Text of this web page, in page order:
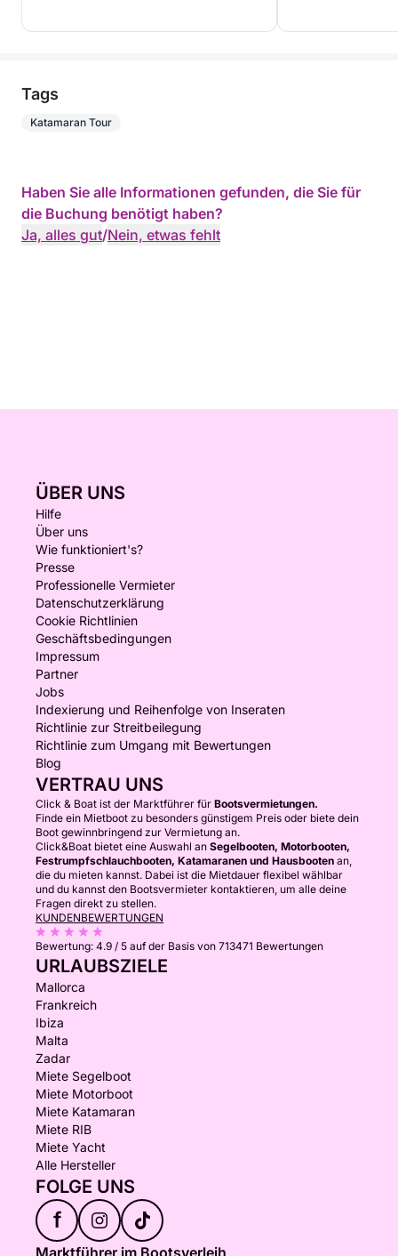
Tags
Katamaran Tour
Haben Sie alle Informationen gefunden, die Sie für
die Buchung benötigt haben?
Ja, alles gut/Nein, etwas fehlt
ÜBER UNS
Hilfe
Über uns
Wie funktioniert's?
Presse
Professionelle Vermieter
Datenschutzerklärung
Cookie Richtlinien
Geschäftsbedingungen
Impressum
Partner
Jobs
Indexierung und Reihenfolge von Inseraten
Richtlinie zur Streitbeilegung
Richtlinie zum Umgang mit Bewertungen
Blog
VERTRAU UNS
Click & Boat ist der Marktführer für Bootsvermietungen.
Finde ein Mietboot zu besonders günstigem Preis oder biete dein
Boot gewinnbringend zur Vermietung an.
Click&Boat bietet eine Auswahl an Segelbooten, Motorbooten,
Festrumpfschlauchbooten, Katamaranen und Hausbooten an,
die du mieten kannst. Dabei ist die Mietdauer flexibel wählbar
und du kannst den Bootsvermieter kontaktieren, um alle deine
Fragen direkt zu stellen.
KUNDENBEWERTUNGEN
Bewertung: 4.9 / 5 auf der Basis von 713471 Bewertungen
URLAUBSZIELE
Mallorca
Frankreich
Ibiza
Malta
Zadar
Miete Segelboot
Miete Motorboot
Miete Katamaran
Miete RIB
Miete Yacht
Alle Hersteller
FOLGE UNS
f
Marktführer im Bootsverleih